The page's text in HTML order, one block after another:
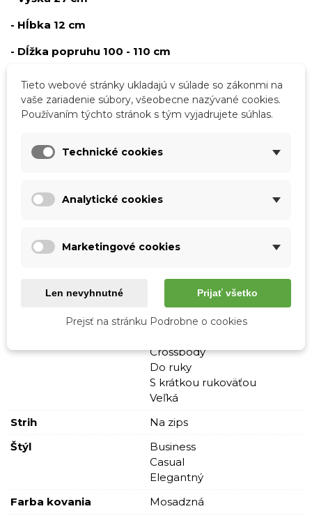
- Hĺbka 12 cm
- Dĺžka popruhu 100 - 110 cm
Tabuľka vlastností
Farba
Hnedá
Vzor
Jednofarebné
Skladová dostupnosť
Odosielame IHNEĎ
Ženy
Crossbody
Do ruky
S krátkou rukoväťou
Veľká
Strih
Na zips
Štýl
Business
Casual
Elegantný
Farba kovania
Mosadzná
Tieto webové stránky ukladajú v súlade so zákonmi na
vaše zariadenie súbory, všeobecne nazývané cookies.
Používaním týchto stránok s tým vyjadrujete súhlas.
Technické cookies
Analytické cookies
Marketingové cookies
Len nevyhnutné Prijať všetko
Prejsť na stránku Podrobne o cookies